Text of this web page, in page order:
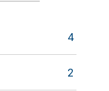
4
2